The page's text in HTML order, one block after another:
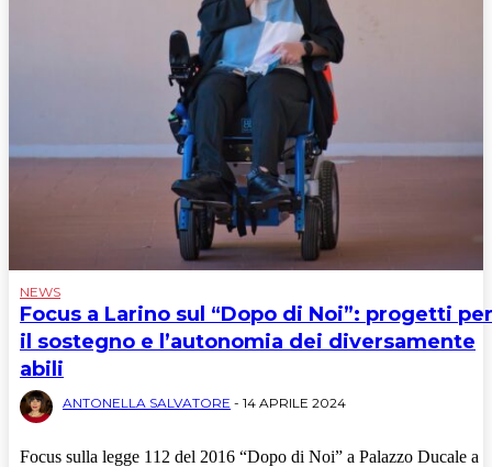
NEWS
Focus a Larino sul “Dopo di Noi”: progetti per
il sostegno e l’autonomia dei diversamente
abili
ANTONELLA SALVATORE - 14 APRILE 2024
Focus sulla legge 112 del 2016 “Dopo di Noi” a Palazzo Ducale a